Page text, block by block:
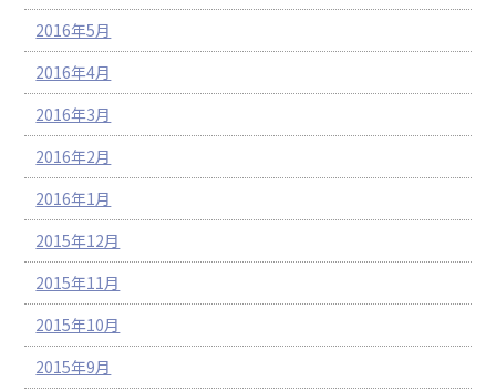
2016年5月
2016年4月
2016年3月
2016年2月
2016年1月
2015年12月
2015年11月
2015年10月
2015年9月